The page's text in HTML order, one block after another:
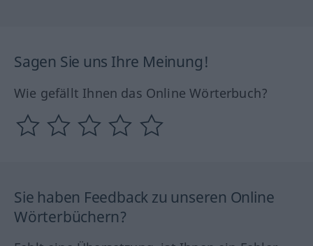
Sagen Sie uns Ihre Meinung!
Wie gefällt Ihnen das Online Wörterbuch?
Sie haben Feedback zu unseren Online
Wörterbüchern?